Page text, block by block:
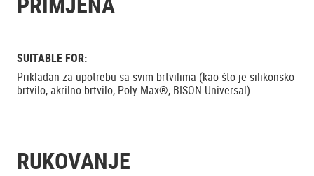
SUITABLE FOR:
Prikladan za upotrebu sa svim brtvilima (kao što je silikonsko
brtvilo, akrilno brtvilo, Poly Max®, BISON Universal).
RUKOVANJE